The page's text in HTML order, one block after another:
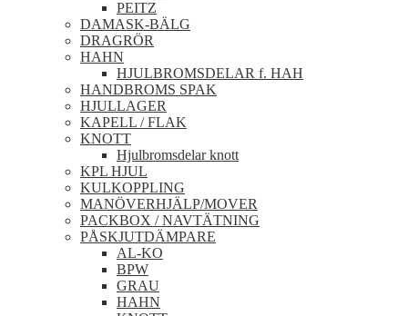
PEITZ
DAMASK-BÄLG
DRAGRÖR
HAHN
HJULBROMSDELAR f. HAH
HANDBROMS SPAK
HJULLAGER
KAPELL / FLAK
KNOTT
Hjulbromsdelar knott
KPL HJUL
KULKOPPLING
MANÖVERHJÄLP/MOVER
PACKBOX / NAVTÄTNING
PÅSKJUTDÄMPARE
AL-KO
BPW
GRAU
HAHN